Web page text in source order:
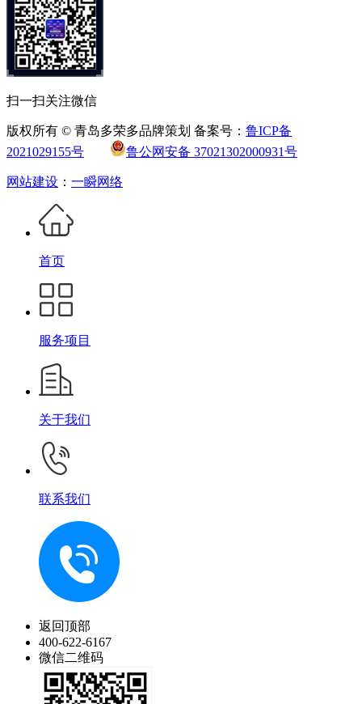
扫一扫关注微信
版权所有 © 青岛多荣多品牌策划 备案号： 鲁ICP备
2021029155号
鲁公网安备 37021302000931号
网站建设 ： 一瞬网络
首页
服务项目
关于我们
联系我们
返回顶部
400-622-6167
微信二维码